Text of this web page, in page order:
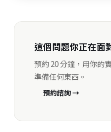
這個問題你正在面
預約 20 分鐘，用你
準備任何東西。
預約諮詢 →